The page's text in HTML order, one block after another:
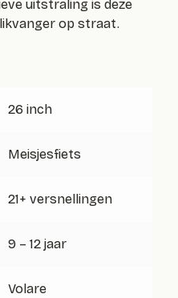
uitstraling is deze
op straat.
26 inch
Meisjesfiets
21+ versnellingen
9 – 12 jaar
Volare